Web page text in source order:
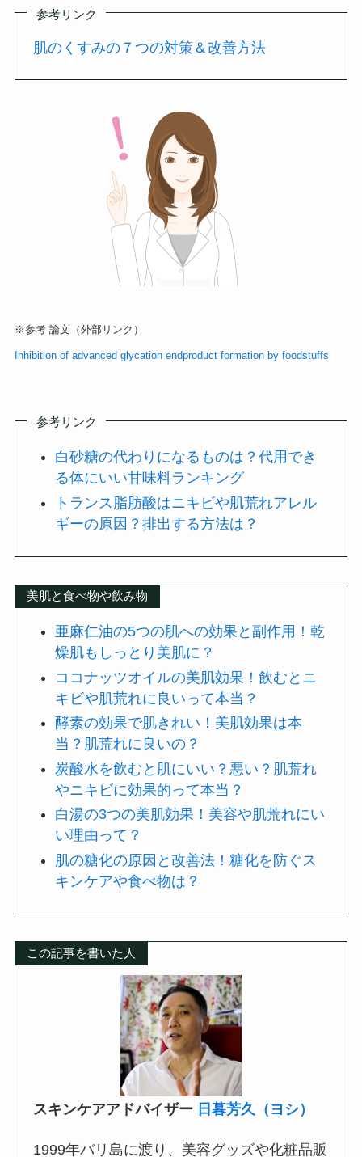
参考リンク
肌のくすみの７つの対策＆改善方法
※参考 論文（外部リンク）
Inhibition of advanced glycation endproduct formation by foodstuffs
参考リンク
白砂糖の代わりになるものは？代用でき
る体にいい甘味料ランキング
トランス脂肪酸はニキビや肌荒れアレル
ギーの原因？排出する方法は？
美肌と食べ物や飲み物
亜麻仁油の5つの肌への効果と副作用！乾
燥肌もしっとり美肌に？
ココナッツオイルの美肌効果！飲むとニ
キビや肌荒れに良いって本当？
酵素の効果で肌きれい！美肌効果は本
当？肌荒れに良いの？
炭酸水を飲むと肌にいい？悪い？肌荒れ
やニキビに効果的って本当？
白湯の3つの美肌効果！美容や肌荒れにい
い理由って？
肌の糖化の原因と改善法！糖化を防ぐス
キンケアや食べ物は？
この記事を書いた人
スキンケアアドバイザー 日暮芳久（ヨシ）
1999年バリ島に渡り、美容グッズや化粧品販